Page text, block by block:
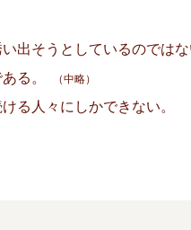
出そうとしているのでは
る。
（中略）
る人々にしかできない。